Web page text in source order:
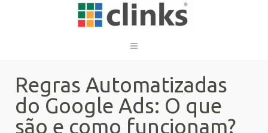
Regras Automatizadas
do Google Ads: O que
são e como funcionam?